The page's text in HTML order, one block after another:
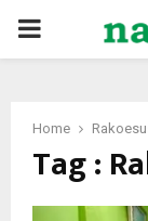
PRIMARY
Home
Tag :